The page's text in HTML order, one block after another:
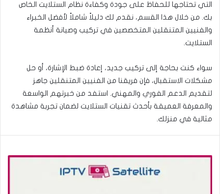
التي تحتاجها للحفاظ على جودة وكفاءة نظام الستلايت الخاص
بك. من خلال هذا القسم، نقدم لك دليلاً شاملاً لأفضل الخبراء
والفنيين المتنقلين المتخصصين في تركيب وصيانة أنظمة
الستلايت.
سواء كنت بحاجة إلى تركيب جديد، إعادة ضبط الإشارة، أو حل
مشكلات الاستقبال، فإن فريقنا من الفنيين المتنقلين جاهز
لتقديم الدعم الفوري والمهني. استفد من خبرتهم الواسعة
والمعرفة العميقة بأحدث تقنيات الستلايت لضمان تجربة مشاهدة
مثالية في منزلك.